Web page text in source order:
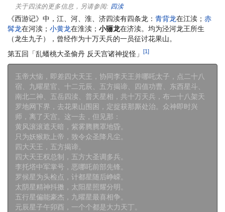
关于四渎的更多信息，另请参阅: 四渎
《西游记》中，江、河、淮、济四渎有四条龙： 青背龙在江渎； 赤
髯龙在河渎； 小黄龙在淮渎； 小骊龙在济渎。均为泾河龙王所生
（龙生九子），曾经作为十万天兵的一员征讨花果山。
第五回「乱蟠桃大圣偷丹 反天宫诸神捉怪」
[1]
玉帝大恼，即差四大天王，协同李天王并哪吒太子，点二十八
宿、九曜星官、十二元辰、五方揭谛、四值功曹、东西星斗、
南北二神、五岳四渎、普天星相，共十万天兵，布一十八架天
罗地网下界，去花果山围困，定捉获那厮处治。众神即时兴
师，离了天宫。这一去，但见那：
黄风滚滚遮天暗，紫雾腾腾罩地昏。
只为妖猴欺上帝，致令众圣降凡尘。
四大天王，五方揭谛。
四大天王权总制，五方大圣调多兵。
李托塔中军掌号，恶哪吒前部先锋。
罗候星为头检点，计都星随后峥嵘。
太阴星精神抖擞，太阳星照耀分明。
五行星偏能豪杰，九曜星最喜相争。
元辰星子午卯酉，一个个都是大力天丁。